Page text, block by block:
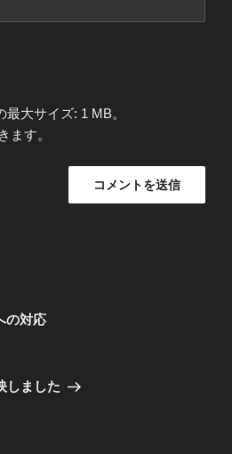
大サイズ: 1 MB。
ます。
の対応
しました